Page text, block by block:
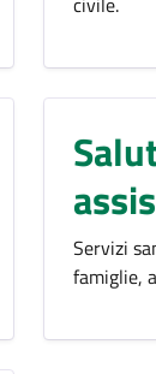
Servizi
famiglie,